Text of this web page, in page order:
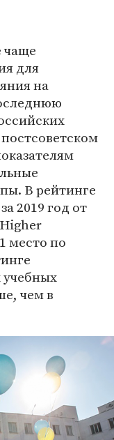
чаще
для
на
В рейтинге
2019 год от
место по
учебных
чем в